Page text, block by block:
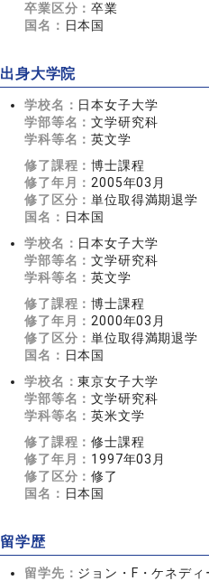
卒業区分：卒業
国名： 日本国
出身大学院
学校名： 日本女子大学
学部等名：文学研究科
学科等名：英文学
修了課程：博士課程
修了年月： 2005年03月
修了区分：単位取得満期退学
国名： 日本国
学校名： 日本女子大学
学部等名：文学研究科
学科等名：英文学
修了課程：博士課程
修了年月： 2000年03月
修了区分：単位取得満期退学
国名： 日本国
学校名：東京女子大学
学部等名：文学研究科
学科等名：英米文学
修了課程：修士課程
修了年月： 1997年03月
修了区分：修了
国名： 日本国
留学歴
留学先： ジョン・F・ケネデ